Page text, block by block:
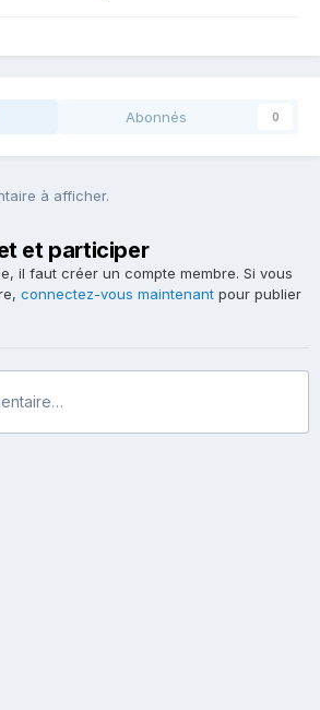
Abonnés 0
à afficher.
et participer
il faut créer un compte membre. Si vous
connectez-vous maintenant pour publier